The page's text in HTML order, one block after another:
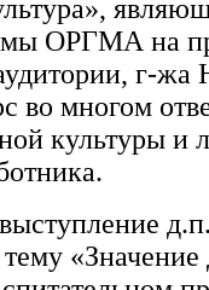
ОРГМА на
г-жа
во многом
культуры и
«Значение